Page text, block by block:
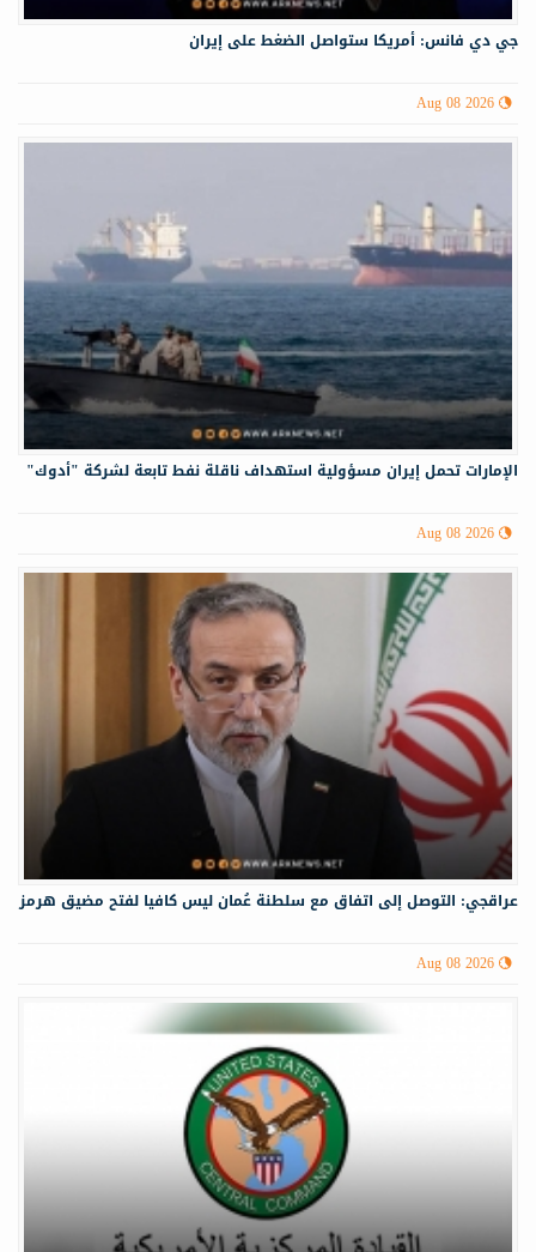
جي دي فانس: أمريكا ستواصل الضغط على إيران
Aug 08 2026
الإمارات تحمل إيران مسؤولية استهداف ناقلة نفط تابعة لشركة "أدوك"
Aug 08 2026
عراقجي: التوصل إلى اتفاق مع سلطنة عُمان ليس كافيا لفتح مضيق هرمز
Aug 08 2026